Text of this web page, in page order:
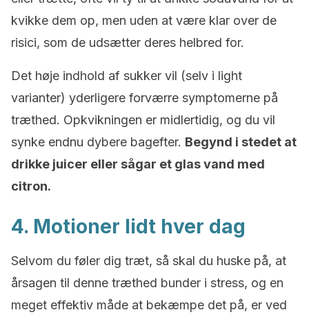
kvikke dem op, men uden at være klar over de
risici, som de udsætter deres helbred for.
Det høje indhold af sukker vil (selv i light
varianter) yderligere forværre symptomerne på
træthed. Opkvikningen er midlertidig, og du vil
synke endnu dybere bagefter. Begynd i stedet at
drikke juicer eller sågar et glas vand med
citron.
4. Motioner lidt hver dag
Selvom du føler dig træt, så skal du huske på, at
årsagen til denne træthed bunder i stress, og en
meget effektiv måde at bekæmpe det på, er ved